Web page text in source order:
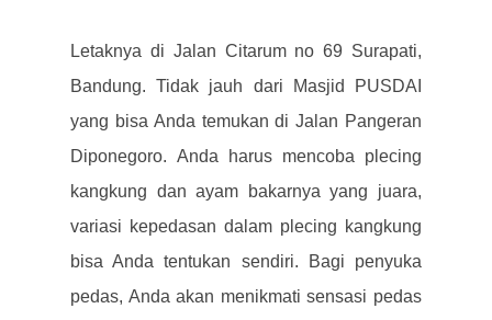
Letaknya di Jalan Citarum no 69 Surapati,
Bandung. Tidak jauh dari Masjid PUSDAI
yang bisa Anda temukan di Jalan Pangeran
Diponegoro. Anda harus mencoba plecing
kangkung dan ayam bakarnya yang juara,
variasi kepedasan dalam plecing kangkung
bisa Anda tentukan sendiri. Bagi penyuka
pedas, Anda akan menikmati sensasi pedas